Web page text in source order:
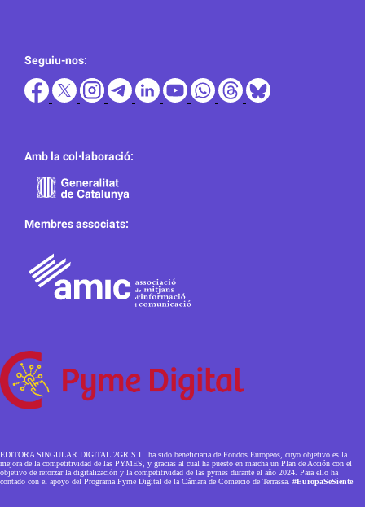
Seguiu-nos:
Amb la col·laboració:
Membres associats:
EDITORA SINGULAR DIGITAL 2GR S.L. ha sido beneficiaria de Fondos Europeos, cuyo objetivo es la
mejora de la competitividad de las PYMES, y gracias al cual ha puesto en marcha un Plan de Acción con el
objetivo de reforzar la digitalización y la competitividad de las pymes durante el año 2024. Para ello ha
contado con el apoyo del Programa Pyme Digital de la Cámara de Comercio de Terrassa. #EuropaSeSiente